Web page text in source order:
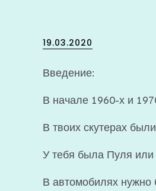
Posted
19.03.2020
Введение:
В начале 1960-х и
В твоих скутерах
У тебя была Пуля или
В автомобилях